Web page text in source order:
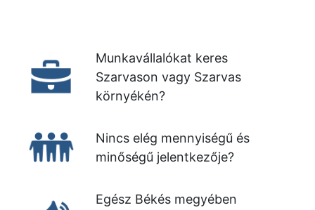
Munkavállalókat keres
Szarvason vagy Szarvas
környékén?
Nincs elég mennyiségű és
minőségű jelentkezője?
Egész Békés megyében